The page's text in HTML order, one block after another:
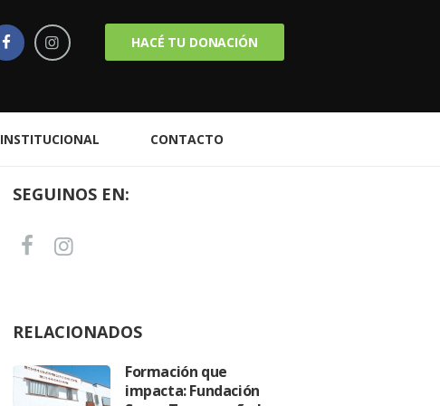
HACÉ TU DONACIÓN
INSTITUCIONAL CONTACTO
nos...
SEGUINOS EN:
RELACIONADOS
Formación que
impacta: Fundación